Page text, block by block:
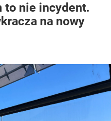
to nie incydent.
na nowy